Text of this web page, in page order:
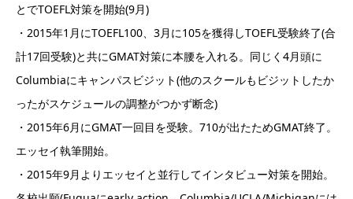
とでTOEFL対策を開始(9月)
・2015年1月にTOEFL100、3月に105を獲得しTOEFL受験終了(合
計17回受験)と共にGMAT対策に本腰を入れる。同じく4月頭に
Columbiaにキャンパスビジット(他のスクールもビジットしたか
ったがスケジュールの調整がつかず断念)
・2015年6月にGMAT一回目を受験。710が出たためGMAT終了。
エッセイ執筆開始。
・2015年9月よりエッセイと並行してインタビュー対策を開始。